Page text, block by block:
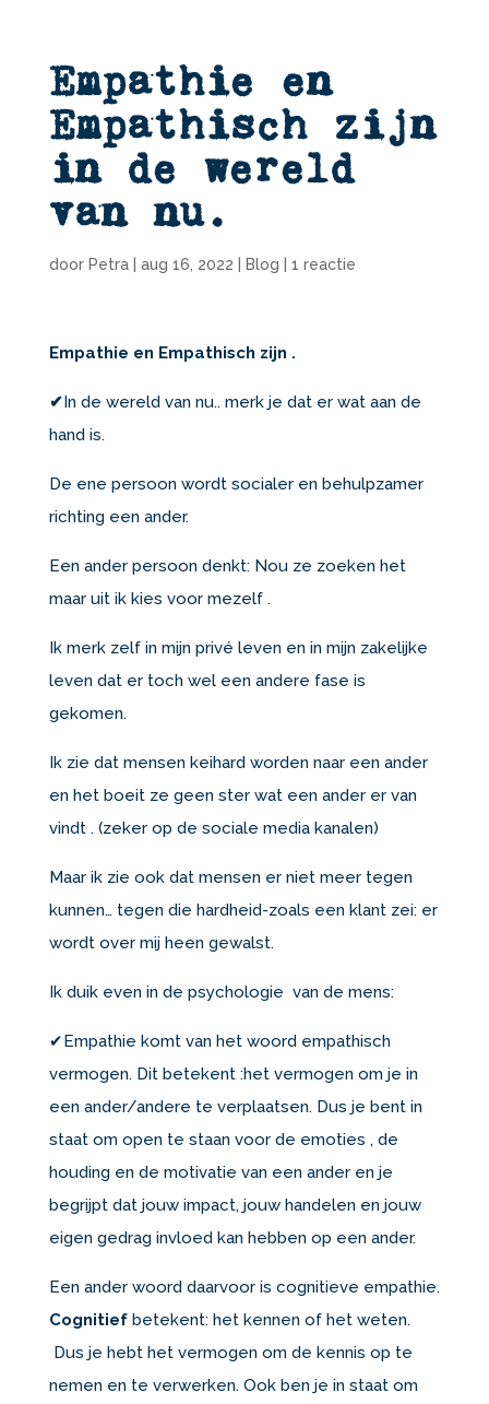
Empathie en
Empathisch zijn
in de wereld
van nu.
door Petra| aug 16, 2022 Blog 1 reactie
Empathie en Empathisch zijn .
✔In de wereld van nu.. merk je dat er wat aan de
hand is.
De ene persoon wordt socialer en behulpzamer
richting een ander.
Een ander persoon denkt: Nou ze zoeken het
maar uit ik kies voor mezelf .
Ik merk zelf in mijn privé leven en in mijn zakelijke
leven dat er toch wel een andere fase is
gekomen.
Ik zie dat mensen keihard worden naar een ander
en het boeit ze geen ster wat een ander er van
vindt . (zeker op de sociale media kanalen)
Maar ik zie ook dat mensen er niet meer tegen
kunnen… tegen die hardheid-zoals een klant zei: er
wordt over mij heen gewalst.
Ik duik even in de psychologie van de mens:
✔Empathie komt van het woord empathisch
vermogen. Dit betekent :het vermogen om je in
een ander/andere te verplaatsen. Dus je bent in
staat om open te staan voor de emoties , de
houding en de motivatie van een ander en je
begrijpt dat jouw impact, jouw handelen en jouw
eigen gedrag invloed kan hebben op een ander.
Een ander woord daarvoor is cognitieve empathie.
Cognitiefbetekent: het kennen of het weten.
Dus je hebt het vermogen om de kennis op te
nemen en te verwerken. Ook ben je in staat om